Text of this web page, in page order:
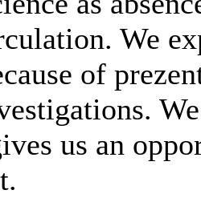
We
of
us an